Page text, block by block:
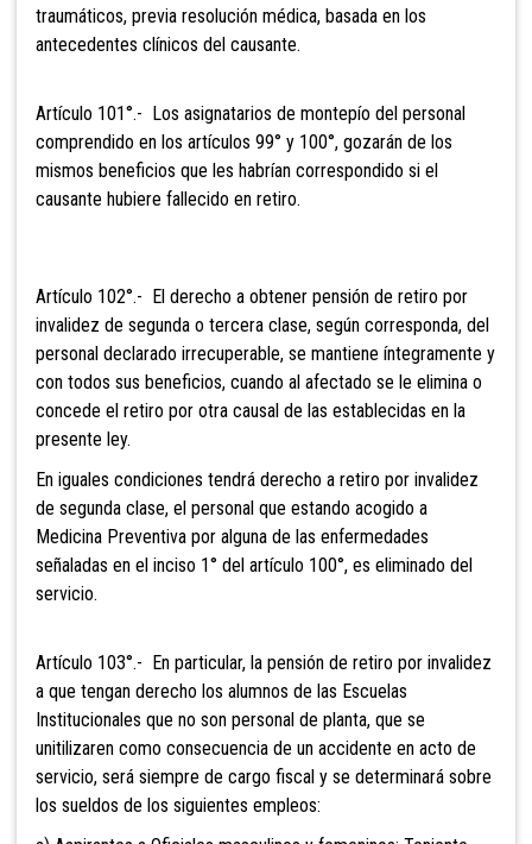
traumáticos, previa resolución médica, basada en los
antecedentes clínicos del causante.
Artículo 101°.- Los asignatarios de montepío del personal
comprendido en los artículos 99° y 100°, gozarán de los
mismos beneficios que les habrían correspondido si el
causante hubiere fallecido en retiro.
Artículo 102°.- El derecho a obtener pensión de retiro por
invalidez de segunda o tercera clase, según corresponda, del
personal declarado irrecuperable, se mantiene íntegramente y
con todos sus beneficios, cuando al afectado se le elimina o
concede el retiro por otra causal de las establecidas en la
presente ley.
En iguales condiciones tendrá derecho a retiro por invalidez
de segunda clase, el personal que estando acogido a
Medicina Preventiva por alguna de las enfermedades
señaladas en el inciso 1° del artículo 100°, es eliminado del
servicio.
Artículo 103°.- En particular, la pensión de retiro por invalidez
a que tengan derecho los alumnos de las Escuelas
Institucionales que no son personal de planta, que se
unitilizaren como consecuencia de un accidente en acto de
servicio, será siempre de cargo fiscal y se determinará sobre
los sueldos de los siguientes empleos: